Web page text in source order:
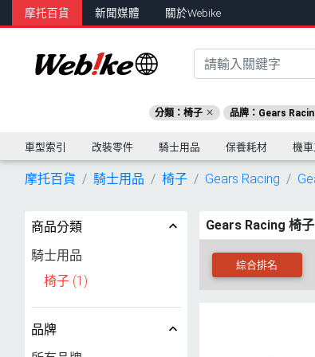
摩托百貨 新聞媒體 關於Webike
分類：椅子 品牌：Gears
車型索引 改裝零件 騎士用品 保養耗材 機
摩托百貨 騎士用品 椅子 Gears Racing
商品分類
騎士用品
椅子 (1)
品牌
Gears Racing 椅子
綜合排名